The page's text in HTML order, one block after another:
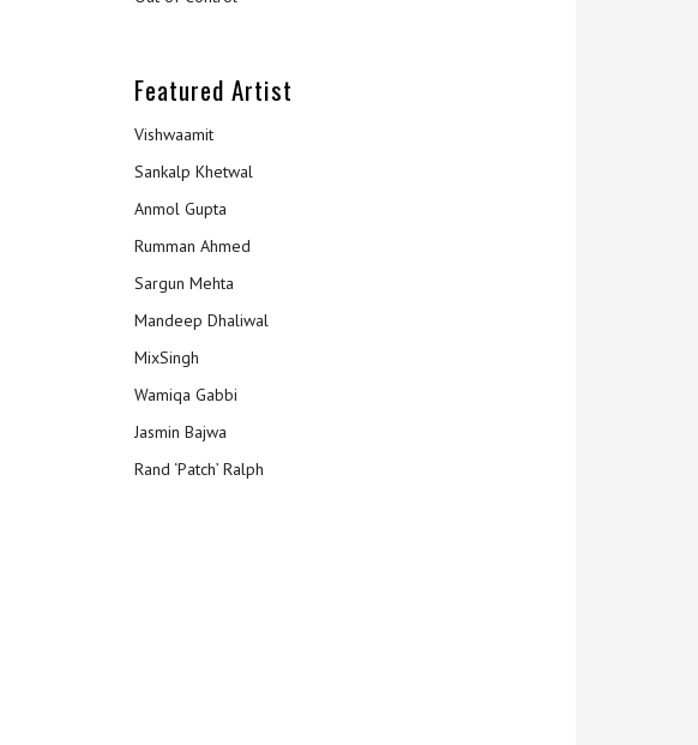
Featured Artist
Vishwaamit
Sankalp Khetwal
Anmol Gupta
Rumman Ahmed
Sargun Mehta
Mandeep Dhaliwal
MixSingh
Wamiqa Gabbi
Jasmin Bajwa
Rand ‘Patch’ Ralph